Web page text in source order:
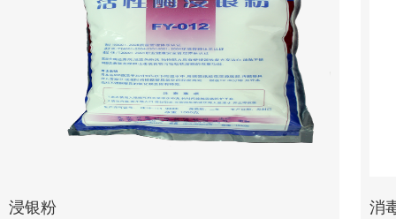
浸银粉 消